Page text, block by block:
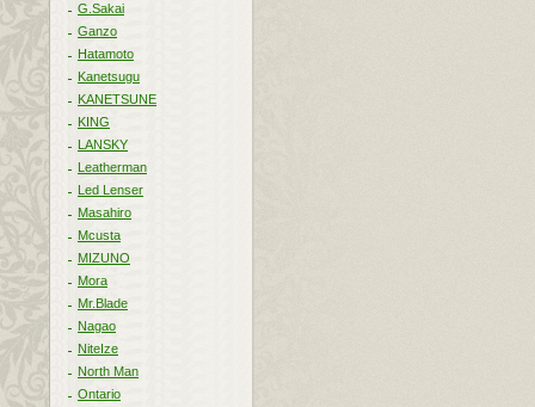
G.Sakai
Ganzo
Hatamoto
Kanetsugu
KANETSUNE
KING
LANSKY
Leatherman
Led Lenser
Masahiro
Mcusta
MIZUNO
Mora
Mr.Blade
Nagao
NiteIze
North Man
Ontario